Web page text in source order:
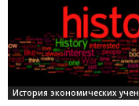
История экономических